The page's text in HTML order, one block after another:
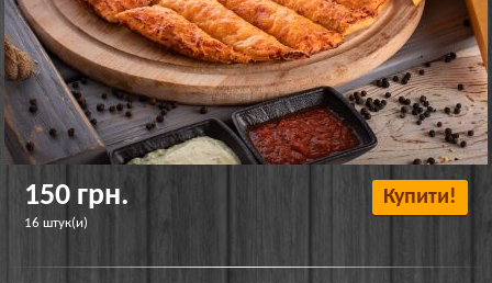
150 грн.
16 штук(и)
Купити!